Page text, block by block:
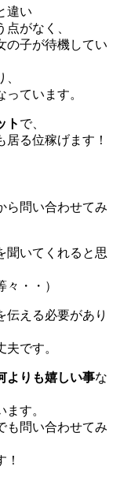
違い
点がなく、
の子が待機してい
ています。
ト で、
居る位稼げます！
ら問い合わせてみ
聞いてくれると思
・・）
伝える必要があり
です。
よりも嬉しい事な
す。
も問い合わせてみ